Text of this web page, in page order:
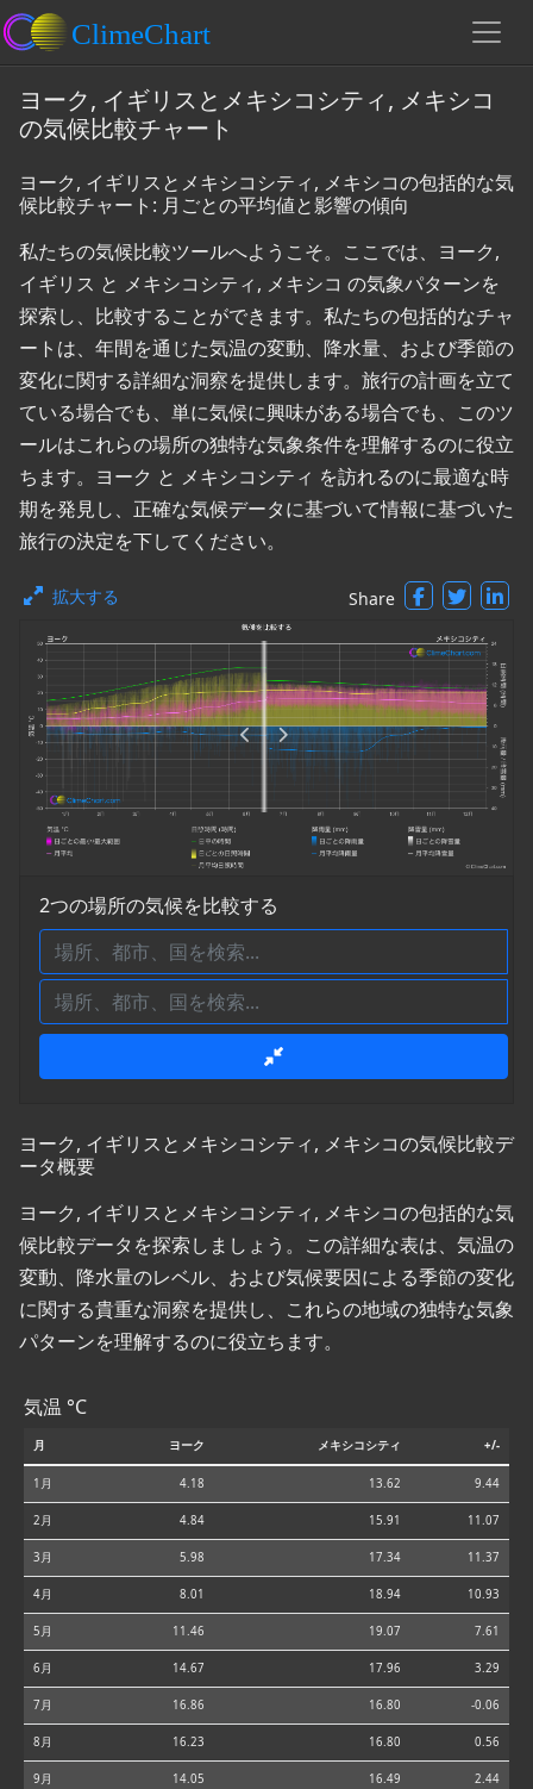
ヨーク, イギリスとメキシコシティ, メキシコ
の気候比較チャート
ヨーク, イギリスとメキシコシティ, メキシコの包括的な気
候比較チャート: 月ごとの平均値と影響の傾向
私たちの気候比較ツールへようこそ。ここでは、ヨーク,
イギリス と メキシコシティ, メキシコ の気象パターンを
探索し、比較することができます。私たちの包括的なチャ
ートは、年間を通じた気温の変動、降水量、および季節の
変化に関する詳細な洞察を提供します。旅行の計画を立て
ている場合でも、単に気候に興味がある場合でも、このツ
ールはこれらの場所の独特な気象条件を理解するのに役立
ちます。ヨーク と メキシコシティ を訪れるのに最適な時
期を発見し、正確な気候データに基づいて情報に基づいた
旅行の決定を下してください。
拡大する Share
2つの場所の気候を比較する
ヨーク, イギリスとメキシコシティ, メキシコの気候比較デ
ータ概要
ヨーク, イギリスとメキシコシティ, メキシコの包括的な気
候比較データを探索しましょう。この詳細な表は、気温の
変動、降水量のレベル、および気候要因による季節の変化
に関する貴重な洞察を提供し、これらの地域の独特な気象
パターンを理解するのに役立ちます。
気温 °C
月 ヨーク メキシコシティ +/-
1月 4.18 13.62 9.44
2月 4.84 15.91 11.07
3月 5.98 17.34 11.37
4月 8.01 18.94 10.93
5月 11.46 19.07 7.61
6月 14.67 17.96 3.29
7月 16.86 16.80 -0.06
8月 16.23 16.80 0.56
9月 14.05 16.49 2.44